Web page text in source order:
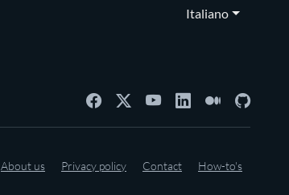
Italiano
About us Privacy policy Contact How-to's